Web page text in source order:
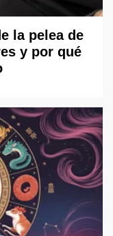
la pelea de
y por qué